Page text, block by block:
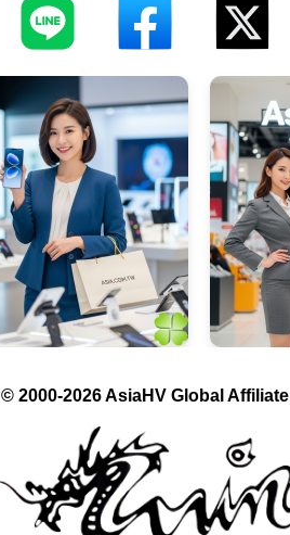
© 2000-2026 AsiaHV Global Affiliate